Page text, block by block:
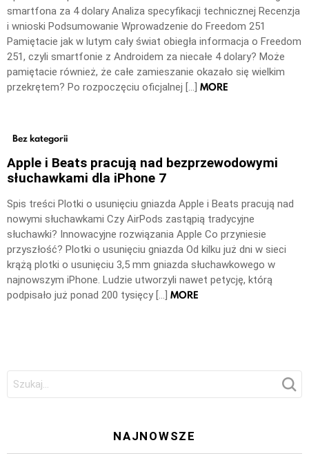
smartfona za 4 dolary Analiza specyfikacji technicznej Recenzja
i wnioski Podsumowanie Wprowadzenie do Freedom 251
Pamiętacie jak w lutym cały świat obiegła informacja o Freedom
251, czyli smartfonie z Androidem za niecałe 4 dolary? Może
pamiętacie również, że całe zamieszanie okazało się wielkim
przekrętem? Po rozpoczęciu oficjalnej […] MORE
Bez kategorii
Apple i Beats pracują nad bezprzewodowymi
słuchawkami dla iPhone 7
Spis treści Plotki o usunięciu gniazda Apple i Beats pracują nad
nowymi słuchawkami Czy AirPods zastąpią tradycyjne
słuchawki? Innowacyjne rozwiązania Apple Co przyniesie
przyszłość? Plotki o usunięciu gniazda Od kilku już dni w sieci
krążą plotki o usunięciu 3,5 mm gniazda słuchawkowego w
najnowszym iPhone. Ludzie utworzyli nawet petycję, którą
podpisało już ponad 200 tysięcy […] MORE
Szukaj:
NAJNOWSZE